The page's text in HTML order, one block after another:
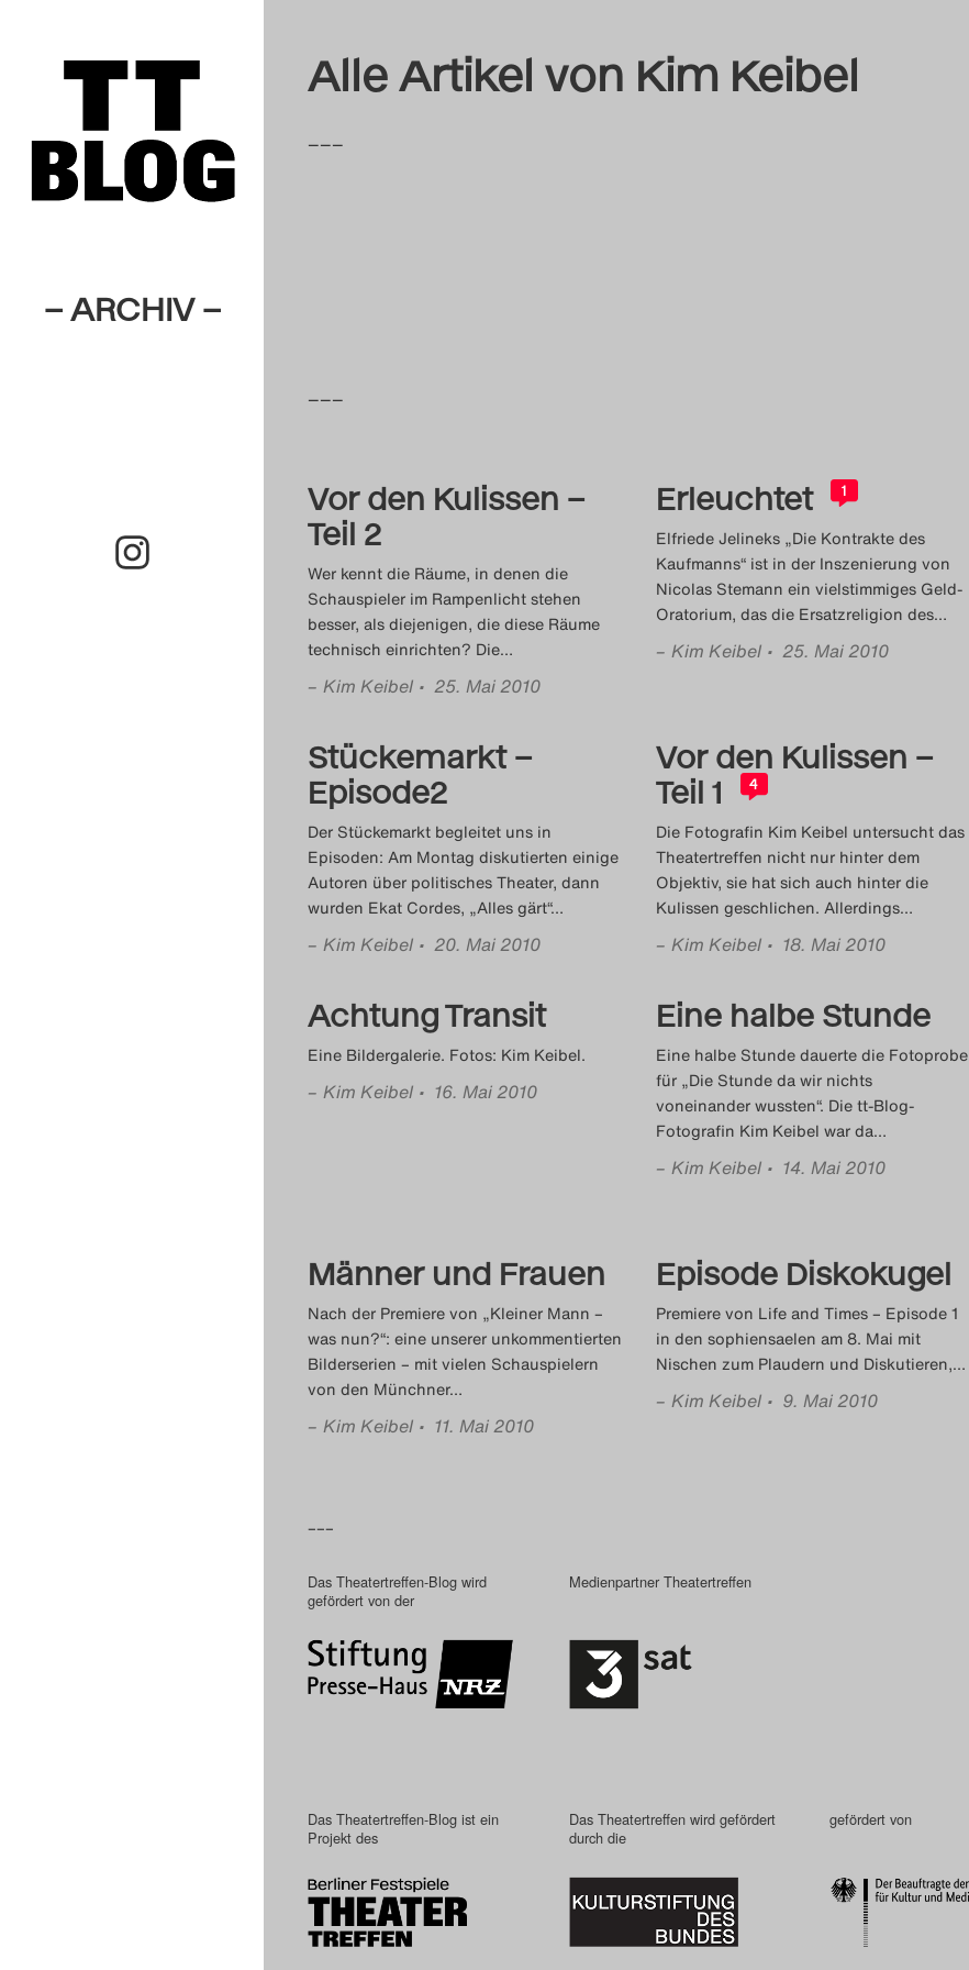
– ARCHIV –
Alle Artikel von Kim Keibel
–––
–––
Vor den Kulissen –
Teil 2
Wer kennt die Räume, in denen die
Schauspieler im Rampenlicht stehen
besser, als diejenigen, die diese Räume
technisch einrichten? Die…
– Kim Keibel • 25. Mai 2010
Erleuchtet 1
Elfriede Jelineks „Die Kontrakte des
Kaufmanns“ ist in der Inszenierung von
Nicolas Stemann ein vielstimmiges Geld-
Oratorium, das die Ersatzreligion des…
– Kim Keibel • 25. Mai 2010
Stückemarkt –
Episode2
Der Stückemarkt begleitet uns in
Episoden: Am Montag diskutierten einige
Autoren über politisches Theater, dann
wurden Ekat Cordes‚ „Alles gärt“…
– Kim Keibel • 20. Mai 2010
Vor den Kulissen –
Teil 1
4
Die Fotografin Kim Keibel untersucht das
Theatertreffen nicht nur hinter dem
Objektiv, sie hat sich auch hinter die
Kulissen geschlichen. Allerdings…
– Kim Keibel • 18. Mai 2010
Achtung Transit
Eine Bildergalerie. Fotos: Kim Keibel.
– Kim Keibel • 16. Mai 2010
Eine halbe Stunde
Eine halbe Stunde dauerte die Fotoprobe
für „Die Stunde da wir nichts
voneinander wussten“. Die tt-Blog-
Fotografin Kim Keibel war da…
– Kim Keibel • 14. Mai 2010
Männer und Frauen
Nach der Premiere von „Kleiner Mann –
was nun?“: eine unserer unkommentierten
Bilderserien – mit vielen Schauspielern
von den Münchner…
– Kim Keibel • 11. Mai 2010
Episode Diskokugel
Premiere von Life and Times – Episode 1
in den sophiensaelen am 8. Mai mit
Nischen zum Plaudern und Diskutieren,…
– Kim Keibel • 9. Mai 2010
–––
Das Theatertreffen-Blog wird
gefördert von der
Medienpartner Theatertreffen
Das Theatertreffen-Blog ist ein
Projekt des
Das Theatertreffen wird gefördert
durch die
gefördert von